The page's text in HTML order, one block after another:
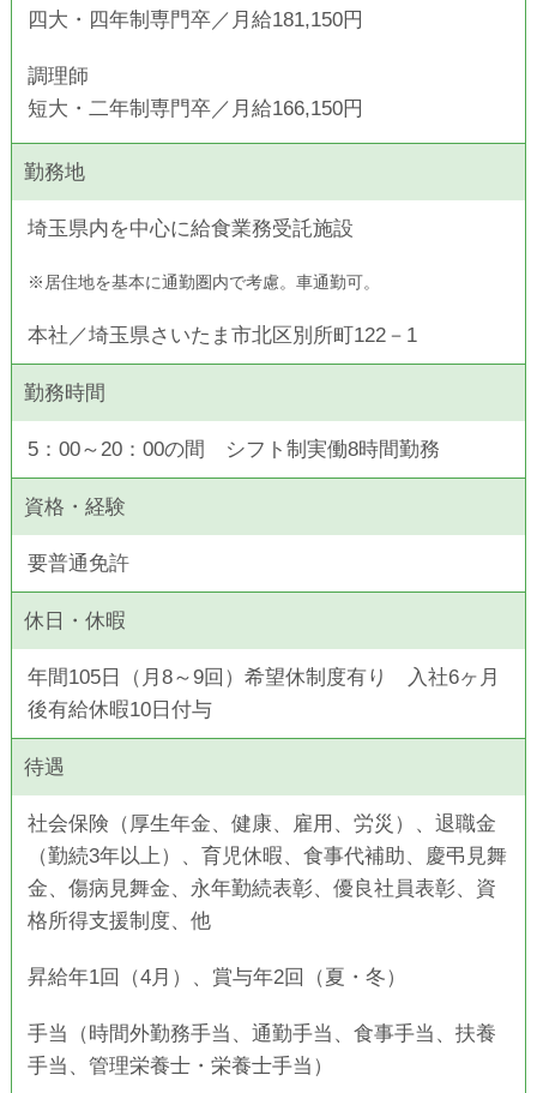
四大・四年制専門卒／月給181,150円
調理師
短大・二年制専門卒／月給166,150円
勤務地
埼玉県内を中心に給食業務受託施設
※居住地を基本に通勤圏内で考慮。車通勤可。
本社／埼玉県さいたま市北区別所町122－1
勤務時間
5：00～20：00の間 シフト制実働8時間勤務
資格・経験
要普通免許
休日・休暇
年間105日（月8～9回）希望休制度有り 入社6ヶ月
後有給休暇10日付与
待遇
社会保険（厚生年金、健康、雇用、労災）、退職金
（勤続3年以上）、 育児休暇、食事代補助、慶弔見舞
金、傷病見舞金、 永年勤続表彰、優良社員表彰、資
格所得支援制度、他
昇給年1回（4月）、賞与年2回（夏・冬）
手当（時間外勤務手当、通勤手当、食事手当、扶養
手当、管理栄養士・栄養士手当）